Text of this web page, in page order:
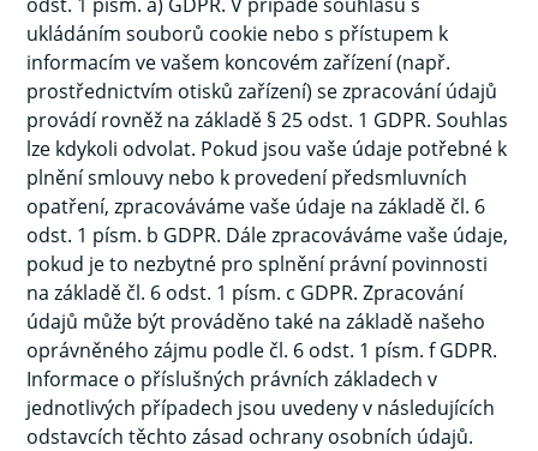
ukládáním souborů cookie nebo s přístupem k
informacím ve vašem koncovém zařízení (např.
prostřednictvím otisků zařízení) se zpracování údajů
provádí rovněž na základě § 25 odst. 1 GDPR. Souhlas
lze kdykoli odvolat. Pokud jsou vaše údaje potřebné k
plnění smlouvy nebo k provedení předsmluvních
opatření, zpracováváme vaše údaje na základě čl. 6
odst. 1 písm. b GDPR. Dále zpracováváme vaše údaje,
pokud je to nezbytné pro splnění právní povinnosti
na základě čl. 6 odst. 1 písm. c GDPR. Zpracování
údajů může být prováděno také na základě našeho
oprávněného zájmu podle čl. 6 odst. 1 písm. f GDPR.
Informace o příslušných právních základech v
jednotlivých případech jsou uvedeny v následujících
odstavcích těchto zásad ochrany osobních údajů.